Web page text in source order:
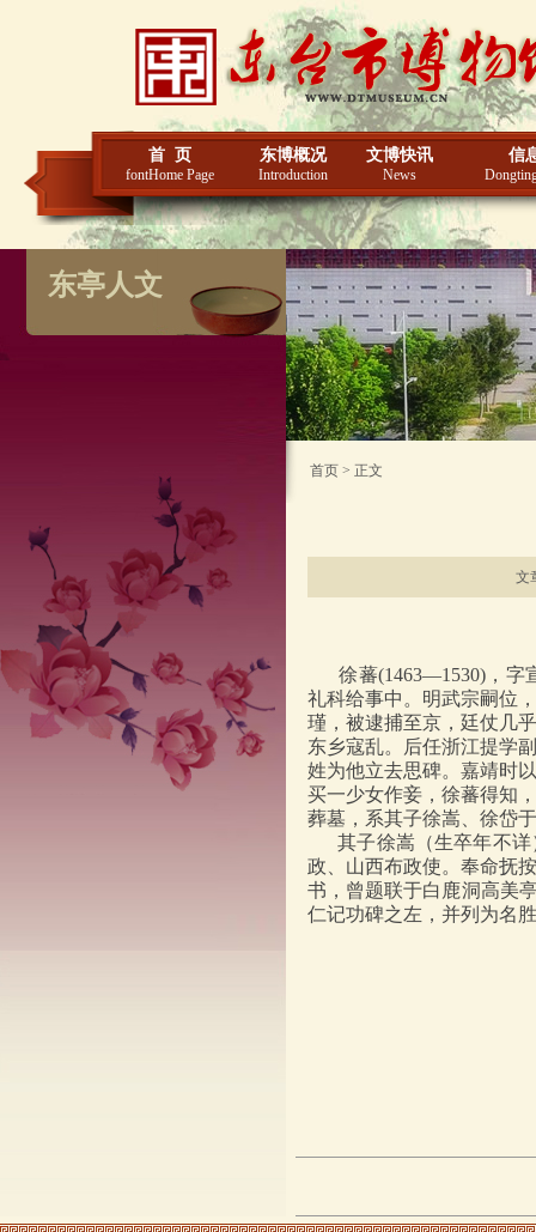
首 页 东博概况 文博快讯 信
fontHome Page Introduction News
东亭人文
首页 > 正文
文
徐蕃(1463—1530)，字
礼科给事中。明武宗嗣位
瑾，被逮捕至京，廷仗几
东乡寇乱。后任浙江提学
姓为他立去思碑。嘉靖时
买一少女作妾，徐蕃得知
葬墓，系其子徐嵩、徐岱
其子徐嵩（生卒年不详
政、山西布政使。奉命抚
书，曾题联于白鹿洞高美
仁记功碑之左，并列为名